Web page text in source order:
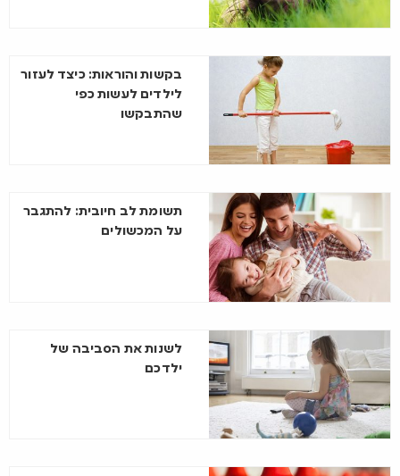
בקשות והוראות: כיצד לעזור
לילדים לעשות כפי
שהתבקשו
תשומת לב חיובית: להתגבר
על המכשולים
לשנות את הסביבה של
ילדכם